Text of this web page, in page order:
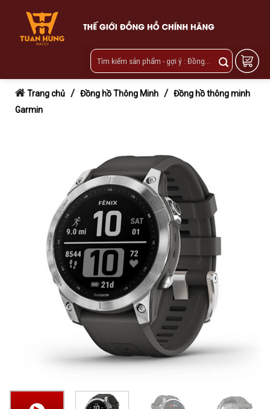
content
Trang chủ / Đồng hồ Thông Minh / Đồng hồ thông minh
Garmin